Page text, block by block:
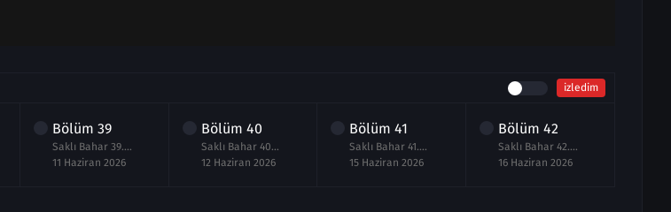
izledim
Bölüm 39
Saklı Bahar 39.Bölüm izle
11 Haziran 2026
Bölüm 40
Saklı Bahar 40.Bölüm izle
12 Haziran 2026
Bölüm41
Saklı Bahar 41.Bölüm izle
15 Haziran 2026
Bölüm 42
Saklı Bahar 42.Bölüm izle
16 Haziran 2026